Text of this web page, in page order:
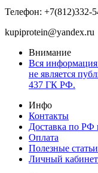
Телефон: +7(812)332-
kupiprotein@yandex.ru
Внимание
Вся информация
не является
437 ГК РФ.
Инфо
Контакты
Доставка по
Оплата
Полезные статьи
Личный кабинет